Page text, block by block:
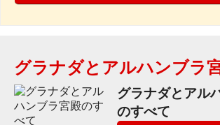
グラナダとアルハンブラ
グラナダとアル
のすべて